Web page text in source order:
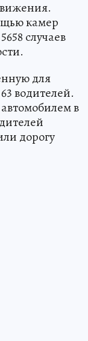
камер
случаев
для
водителей.
в
дорогу